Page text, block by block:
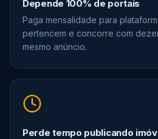
Depende 100% de portais
Paga mensalidade para
pertencem e concorre com
mesmo anúncio.
Perde tempo publicando